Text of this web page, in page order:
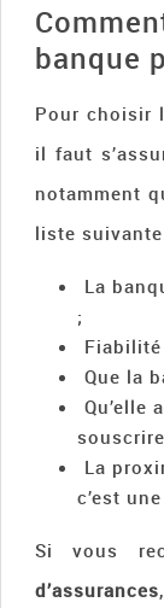
banque
Pour choisir
il faut
notamment
liste
La
;
Que la
Qu’elle
La
c’est
Si vous
d’assurances